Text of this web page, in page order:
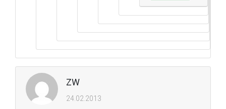
ZW
24.02.2013